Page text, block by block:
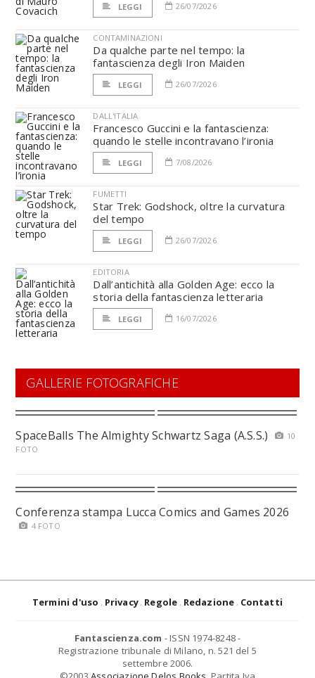
LEGGI 26/07/2026
CONTAMINAZIONI
Da qualche parte nel tempo: la
fantascienza degli Iron Maiden
LEGGI 26/07/2026
DALL'ITALIA
Francesco Guccini e la fantascienza:
quando le stelle incontravano l’ironia
LEGGI 7/08/2026
FUMETTI
Star Trek: Godshock, oltre la curvatura
del tempo
LEGGI 26/07/2026
EDITORIA
Dall’antichità alla Golden Age: ecco la
storia della fantascienza letteraria
LEGGI 16/07/2026
GALLERIE FOTOGRAFICHE
SpaceBalls The Almighty Schwartz Saga (A.S.S.)
10
FOTO
Conferenza stampa Lucca Comics and Games 2026
4 FOTO
Termini d'uso Privacy Regole Redazione Contatti
Fantascienza.com - ISSN 1974-8248 -
Registrazione tribunale di Milano, n. 521 del 5
settembre 2006.